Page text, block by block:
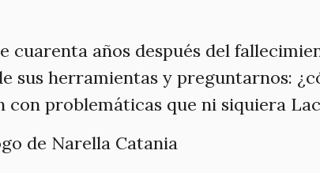
cuarenta años después del
sus herramientas y preguntarnos:
con problemáticas que ni siquiera
de Narella Catania